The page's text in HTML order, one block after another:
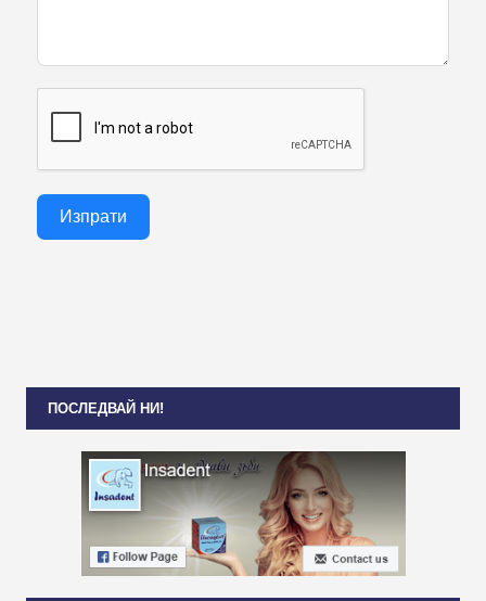
Изпрати
ПОСЛЕДВАЙ НИ!